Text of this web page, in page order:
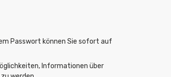
Passwort können Sie sofort auf
Informationen über